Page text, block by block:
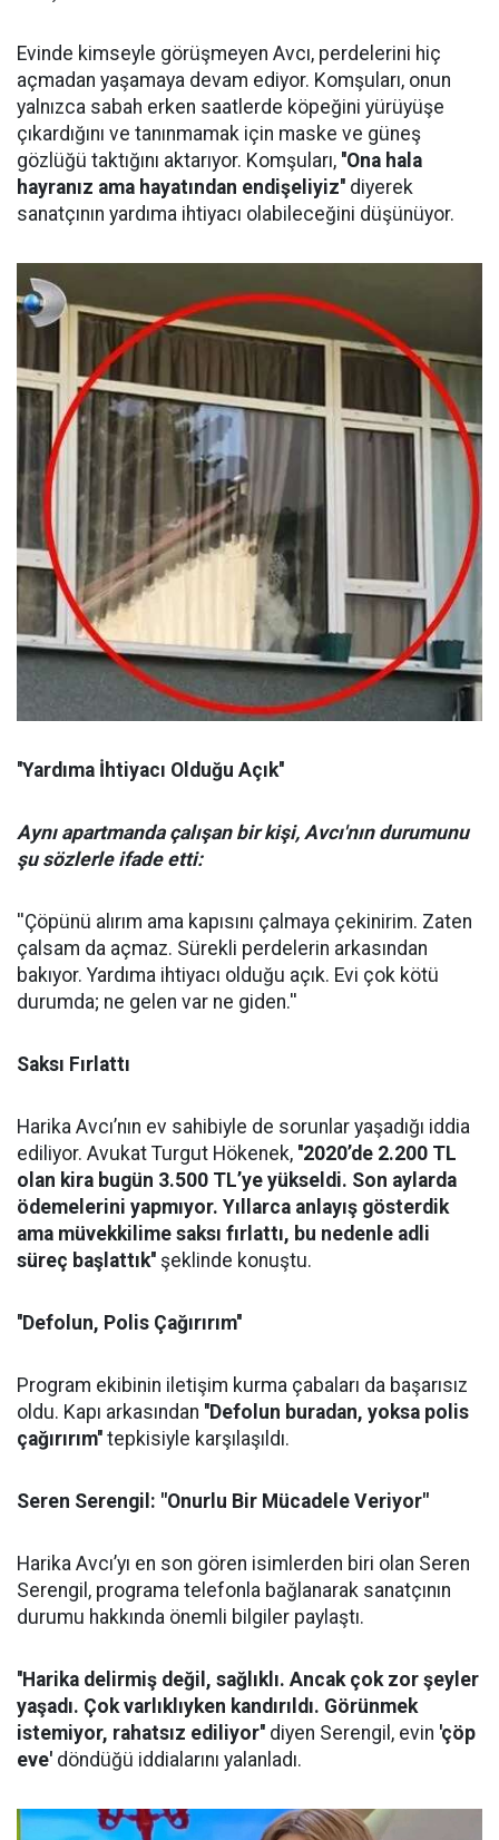
Evinde kimseyle görüşmeyen Avcı, perdelerini hiç
açmadan yaşamaya devam ediyor. Komşuları, onun
yalnızca sabah erken saatlerde köpeğini yürüyüşe
çıkardığını ve tanınmamak için maske ve güneş
gözlüğü taktığını aktarıyor. Komşuları, ''Ona hala
hayranız ama hayatından endişeliyiz'' diyerek
sanatçının yardıma ihtiyacı olabileceğini düşünüyor.
''Yardıma İhtiyacı Olduğu Açık''
Aynı apartmanda çalışan bir kişi, Avcı'nın durumunu
şu sözlerle ifade etti:
''Çöpünü alırım ama kapısını çalmaya çekinirim. Zaten
çalsam da açmaz. Sürekli perdelerin arkasından
bakıyor. Yardıma ihtiyacı olduğu açık. Evi çok kötü
durumda; ne gelen var ne giden.''
Saksı Fırlattı
Harika Avcı’nın ev sahibiyle de sorunlar yaşadığı iddia
ediliyor. Avukat Turgut Hökenek, ''2020’de 2.200 TL
olan kira bugün 3.500 TL’ye yükseldi. Son aylarda
ödemelerini yapmıyor. Yıllarca anlayış gösterdik
ama müvekkilime saksı fırlattı, bu nedenle adli
süreç başlattık'' şeklinde konuştu.
''Defolun, Polis Çağırırım''
Program ekibinin iletişim kurma çabaları da başarısız
oldu. Kapı arkasından ''Defolun buradan, yoksa polis
çağırırım'' tepkisiyle karşılaşıldı.
Seren Serengil: "Onurlu Bir Mücadele Veriyor"
Harika Avcı’yı en son gören isimlerden biri olan Seren
Serengil, programa telefonla bağlanarak sanatçının
durumu hakkında önemli bilgiler paylaştı.
''Harika delirmiş değil, sağlıklı. Ancak çok zor şeyler
yaşadı. Çok varlıklıyken kandırıldı. Görünmek
istemiyor, rahatsız ediliyor'' diyen Serengil, evin 'çöp
eve' döndüğü iddialarını yalanladı.